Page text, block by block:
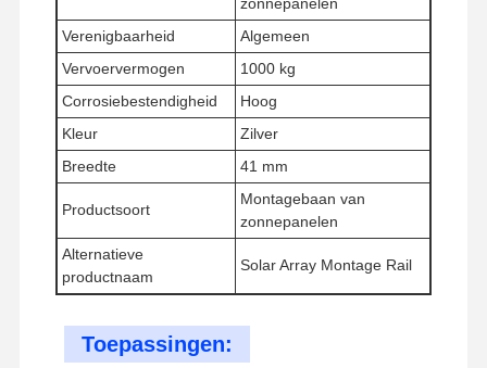
Fabriekstour Kwaliteitscont
Role
Neem
Contact Met
Ons Op
Gevallen
Solid Strut-kanaal
Verenigbaarheid
Algemeen
Vervoervermogen
1000 kg
Corrosiebestendigheid
Hoog
Kleur
Zilver
Breedte
41 mm
Productsoort
Montagebaan van
zonnepanelen
Alternatieve
productnaam
Solar Array Montage Rail
Toepassingen: